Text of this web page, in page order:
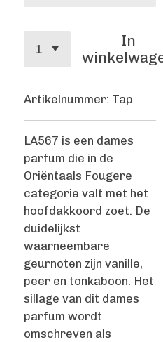
In
Artikelnummer: Tap
LA567 is een dames
parfum die in de
Oriëntaals Fougere
categorie valt met het
hoofdakkoord zoet. De
duidelijkst
waarneembare
geurnoten zijn vanille,
peer en tonkaboon. Het
sillage van dit dames
parfum wordt
omschreven als